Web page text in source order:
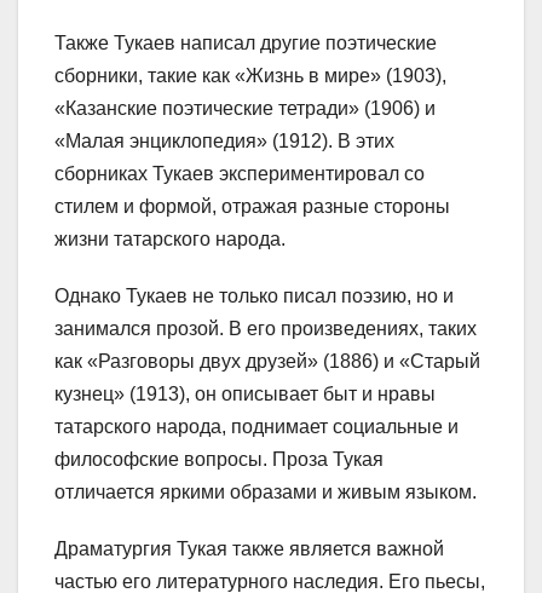
Также Тукаев написал другие поэтические
сборники, такие как «Жизнь в мире» (1903),
«Казанские поэтические тетради» (1906) и
«Малая энциклопедия» (1912). В этих
сборниках Тукаев экспериментировал со
стилем и формой, отражая разные стороны
жизни татарского народа.
Однако Тукаев не только писал поэзию, но и
занимался прозой. В его произведениях, таких
как «Разговоры двух друзей» (1886) и «Старый
кузнец» (1913), он описывает быт и нравы
татарского народа, поднимает социальные и
философские вопросы. Проза Тукая
отличается яркими образами и живым языком.
Драматургия Тукая также является важной
частью его литературного наследия. Его пьесы,